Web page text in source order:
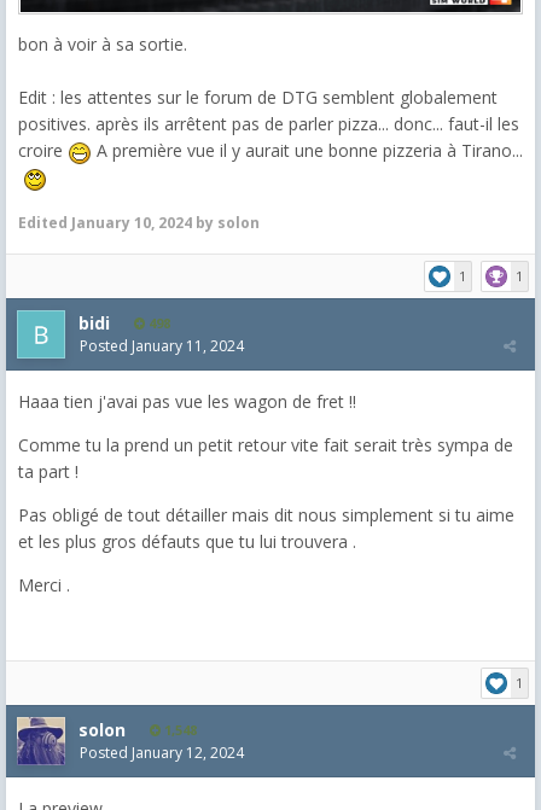
bon à voir à sa sortie.
Edit : les attentes sur le forum de DTG semblent globalement
positives. après ils arrêtent pas de parler pizza... donc... faut-il les
croire
A première vue il y aurait une bonne pizzeria à Tirano...
Edited January 10, 2024 by solon
1 1
bidi 498
Posted January 11, 2024
Haaa tien j'avai pas vue les wagon de fret !!
Comme tu la prend un petit retour vite fait serait très sympa de
ta part !
Pas obligé de tout détailler mais dit nous simplement si tu aime
et les plus gros défauts que tu lui trouvera .
Merci .
1
solon 1,548
Posted January 12, 2024